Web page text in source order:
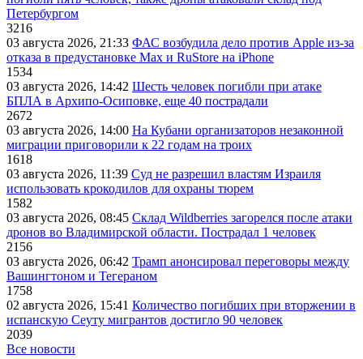
Петербургом
3216
03 августа 2026, 21:33 ФАС возбудила дело против Apple из-за
отказа в предустановке Max и RuStore на iPhone
1534
03 августа 2026, 14:42 Шесть человек погибли при атаке
БПЛА в Архипо-Осиповке, еще 40 пострадали
2672
03 августа 2026, 14:00 На Кубани организаторов незаконной
миграции приговорили к 22 годам на троих
1618
03 августа 2026, 11:39 Суд не разрешил властям Израиля
использовать крокодилов для охраны тюрем
1582
03 августа 2026, 08:45 Склад Wildberries загорелся после атаки
дронов во Владимирской области. Пострадал 1 человек
2156
03 августа 2026, 06:42 Трамп анонсировал переговоры между
Вашингтоном и Тегераном
1758
02 августа 2026, 15:41 Количество погибших при вторжении в
испанскую Сеуту мигрантов достигло 90 человек
2039
Все новости